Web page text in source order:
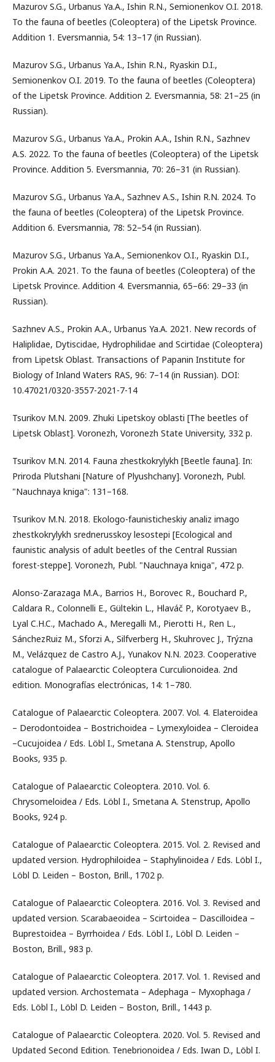
Mazurov S.G., Urbanus Ya.A., Ishin R.N., Semionenkov O.I. 2018.
To the fauna of beetles (Coleoptera) of the Lipetsk Province.
Addition 1. Eversmannia, 54: 13–17 (in Russian).
Mazurov S.G., Urbanus Ya.A., Ishin R.N., Ryaskin D.I.,
Semionenkov O.I. 2019. To the fauna of beetles (Coleoptera)
of the Lipetsk Province. Addition 2. Eversmannia, 58: 21–25 (in
Russian).
Mazurov S.G., Urbanus Ya.A., Prokin A.A., Ishin R.N., Sazhnev
A.S. 2022. To the fauna of beetles (Coleoptera) of the Lipetsk
Province. Addition 5. Eversmannia, 70: 26–31 (in Russian).
Mazurov S.G., Urbanus Ya.A., Sazhnev A.S., Ishin R.N. 2024. To
the fauna of beetles (Coleoptera) of the Lipetsk Province.
Addition 6. Eversmannia, 78: 52–54 (in Russian).
Mazurov S.G., Urbanus Ya.A., Semionenkov O.I., Ryaskin D.I.,
Prokin A.A. 2021. To the fauna of beetles (Coleoptera) of the
Lipetsk Province. Addition 4. Eversmannia, 65–66: 29–33 (in
Russian).
Sazhnev A.S., Prokin A.A., Urbanus Ya.A. 2021. New records of
Haliplidae, Dytiscidae, Hydrophilidae and Scirtidae (Coleoptera)
from Lipetsk Oblast. Transactions of Papanin Institute for
Biology of Inland Waters RAS, 96: 7–14 (in Russian). DOI:
10.47021/0320-3557-2021-7-14
Tsurikov M.N. 2009. Zhuki Lipetskoy oblasti [The beetles of
Lipetsk Oblast]. Voronezh, Voronezh State University, 332 p.
Tsurikov M.N. 2014. Fauna zhestkokrylykh [Beetle fauna]. In:
Priroda Plutshani [Nature of Plyushchany]. Voronezh, Publ.
"Nauchnaya kniga": 131–168.
Tsurikov M.N. 2018. Ekologo-faunisticheskiy analiz imago
zhestkokrylykh srednerusskoy lesostepi [Ecological and
faunistic analysis of adult beetles of the Central Russian
forest-steppe]. Voronezh, Publ. "Nauchnaya kniga", 472 p.
Alonso-Zarazaga M.A., Barrios H., Borovec R., Bouchard P.,
Caldara R., Colonnelli E., Gültekin L., Hlaváč P., Korotyaev B.,
Lyal C.H.C., Machado A., Meregalli M., Pierotti H., Ren L.,
SánchezRuiz M., Sforzi A., Silfverberg H., Skuhrovec J., Trýzna
M., Velázquez de Castro A.J., Yunakov N.N. 2023. Cooperative
catalogue of Palaearctic Coleoptera Curculionoidea. 2nd
edition. Monografías electrónicas, 14: 1–780.
Catalogue of Palaearctic Coleoptera. 2007. Vol. 4. Elateroidea
– Derodontoidea – Bostrichoidea – Lymexyloidea – Cleroidea
–Cucujoidea / Eds. Löbl I., Smetana A. Stenstrup, Apollo
Books, 935 p.
Catalogue of Palaearctic Coleoptera. 2010. Vol. 6.
Chrysomeloidea / Eds. Löbl I., Smetana A. Stenstrup, Apollo
Books, 924 p.
Catalogue of Palaearctic Coleoptera. 2015. Vol. 2. Revised and
updated version. Hydrophiloidea – Staphylinoidea / Eds. Löbl I.,
Löbl D. Leiden – Boston, Brill., 1702 p.
Catalogue of Palaearctic Coleoptera. 2016. Vol. 3. Revised and
updated version. Scarabaeoidea – Scirtoidea – Dascilloidea –
Buprestoidea – Byrrhoidea / Eds. Löbl I., Löbl D. Leiden –
Boston, Brill., 983 p.
Catalogue of Palaearctic Coleoptera. 2017. Vol. 1. Revised and
updated version. Archostemata – Adephaga – Myxophaga /
Eds. Löbl I., Löbl D. Leiden – Boston, Brill., 1443 p.
Catalogue of Palaearctic Coleoptera. 2020. Vol. 5. Revised and
Updated Second Edition. Tenebrionoidea / Eds. Iwan D., Löbl I.